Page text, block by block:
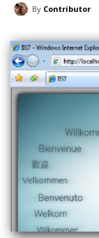
By Contributor